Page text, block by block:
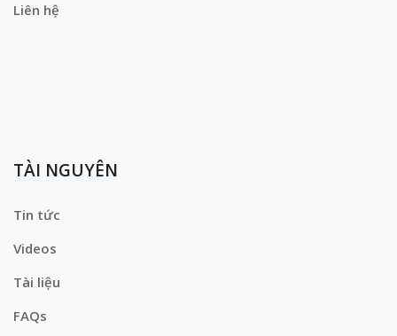
Liên hệ
TÀI NGUYÊN
Tin tức
Videos
Tài liệu
FAQs